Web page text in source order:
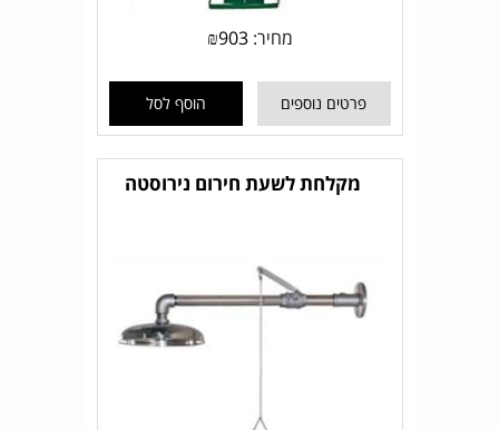
מחיר: ₪903
פרטים נוספים הוסף לסל
מקלחת לשעת חירום נירוסטה